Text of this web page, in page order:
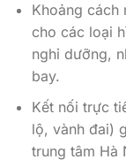
Khoảng cách
cho các loại
nghỉ dưỡng,
bay.
Kết nối trực
lộ, vành đai)
trung tâm Hà